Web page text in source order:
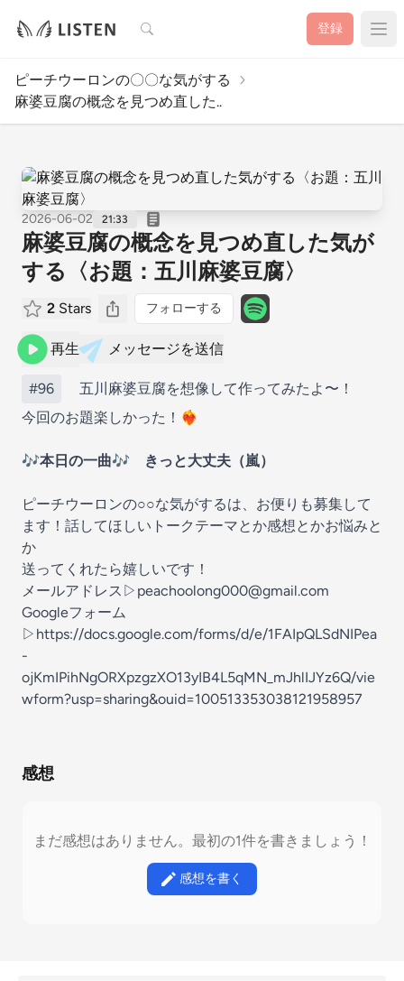
検索 登録
ピーチウーロンの〇〇な気がする
麻婆豆腐の概念を見つめ直した..
2026-06-02 21:33
麻婆豆腐の概念を見つめ直した気が
する〈お題：五川麻婆豆腐〉
2 Stars フォローする
再生 メッセージを送信
#96
五川麻婆豆腐を想像して作ってみたよ〜！
今回のお題楽しかった！❤️‍🔥
🎶本日の一曲🎶 きっと大丈夫（嵐）
ピーチウーロンの○○な気がするは、お便りも募集して
ます！話してほしいトークテーマとか感想とかお悩みと
か
送ってくれたら嬉しいです！
メールアドレス▷⁠⁠⁠⁠⁠⁠⁠⁠⁠⁠ ⁠⁠⁠⁠peachoolong000@gmail.com ⁠⁠⁠⁠⁠⁠⁠⁠⁠⁠⁠⁠⁠⁠
Googleフォーム
▷ https://docs.google.com/forms/d/e/1FAIpQLSdNIPea
-
ojKmIPihNgORXpzgzXO13yIB4L5qMN_mJhlIJYz6Q/vie
wform?usp=sharing&ouid=100513353038121958957
感想
まだ感想はありません。最初の1件を書きましょう！
感想を書く